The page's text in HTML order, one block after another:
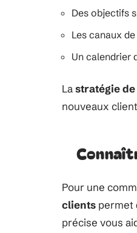
Des objectifs
Les canaux
Un calendrier
Lastratégie
nouveaux
Pour une
clients permet
précise vous